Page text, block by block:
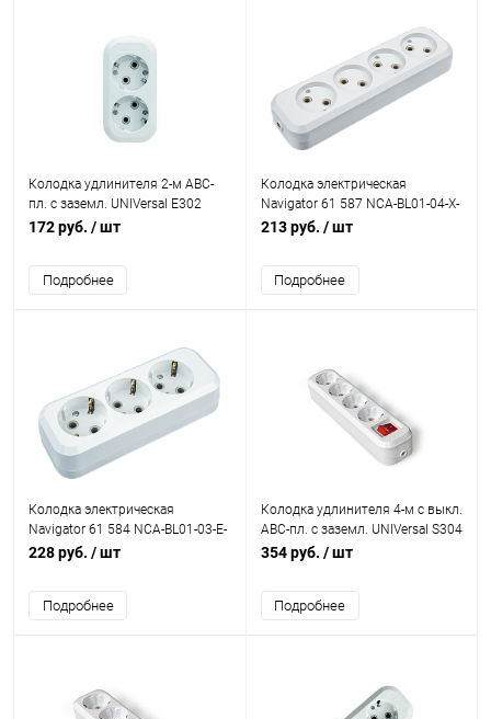
Колодка удлинителя 2-м АВС-
пл. с заземл. UNIVersal E302
172 руб. / шт
Подробнее
Колодка электрическая
Navigator 61 587 NCA-BL01-04-X-
WH 4гн б/з АБС пластик
213 руб. / шт
Подробнее
Колодка электрическая
Navigator 61 584 NCA-BL01-03-E-
WH 3гн с/з АБС пластик
228 руб. / шт
Подробнее
Колодка удлинителя 4-м с выкл.
АВС-пл. с заземл. UNIVersal S304
354 руб. / шт
Подробнее